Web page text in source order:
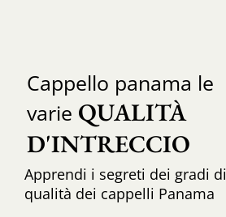
Cappello panama le
varie QUALITÀ
D'INTRECCIO
Apprendi i segreti dei gradi di
qualità dei cappelli Panama